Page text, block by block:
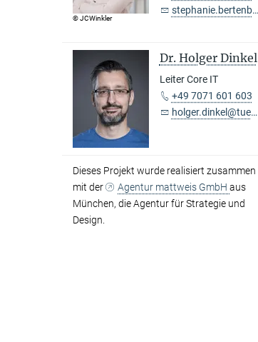
© JCWinkler
stephanie.bertenbreiter@tuebingen.mpg.de
Dr. Holger Dinkel
Leiter Core IT
+49 7071 601 603
holger.dinkel@tuebingen.mpg.de
Dieses Projekt wurde realisiert zusammen
mit der
Agentur mattweis GmbHaus
München, die Agentur für Strategie und
Design.